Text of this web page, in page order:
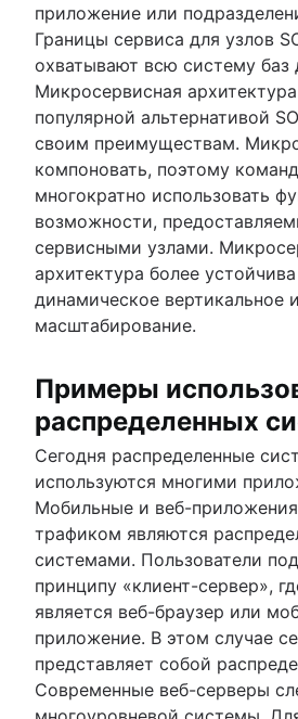
приложение или
Границы сервиса для узлов
охватывают всю систему баз
Микросервисная
популярной альтернативой
своим преимуществам.
компоновать, поэтому
многократно использовать
возможности,
сервисными узлами.
архитектура более
динамическое вертикальное
масштабирование.
Примеры
распределенных
Сегодня распределенные
используются многими
Мобильные и веб-
трафиком являются
системами. Пользователи
принципу «клиент-сервер»,
является веб-браузер или
приложение. В этом случае
представляет собой
Современные веб-серверы